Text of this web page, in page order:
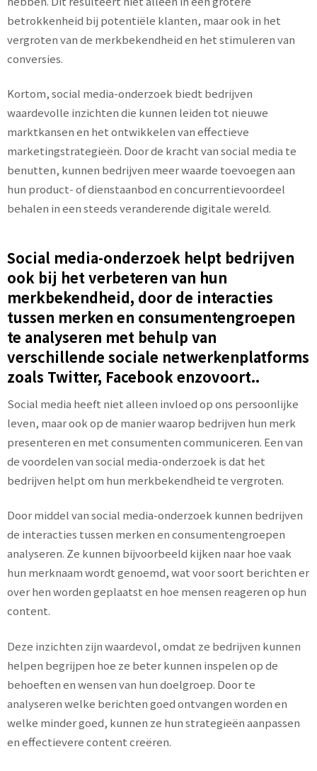
betrokkenheid bij potentiële klanten, maar ook in het
vergroten van de merkbekendheid en het stimuleren van
conversies.
Kortom, social media-onderzoek biedt bedrijven
waardevolle inzichten die kunnen leiden tot nieuwe
marktkansen en het ontwikkelen van effectieve
marketingstrategieën. Door de kracht van social media te
benutten, kunnen bedrijven meer waarde toevoegen aan
hun product- of dienstaanbod en concurrentievoordeel
behalen in een steeds veranderende digitale wereld.
Social media-onderzoek helpt bedrijven
ook bij het verbeteren van hun
merkbekendheid, door de interacties
tussen merken en consumentengroepen
te analyseren met behulp van
verschillende sociale netwerkenplatforms
zoals Twitter, Facebook enzovoort..
Social media heeft niet alleen invloed op ons persoonlijke
leven, maar ook op de manier waarop bedrijven hun merk
presenteren en met consumenten communiceren. Een van
de voordelen van social media-onderzoek is dat het
bedrijven helpt om hun merkbekendheid te vergroten.
Door middel van social media-onderzoek kunnen bedrijven
de interacties tussen merken en consumentengroepen
analyseren. Ze kunnen bijvoorbeeld kijken naar hoe vaak
hun merknaam wordt genoemd, wat voor soort berichten er
over hen worden geplaatst en hoe mensen reageren op hun
content.
Deze inzichten zijn waardevol, omdat ze bedrijven kunnen
helpen begrijpen hoe ze beter kunnen inspelen op de
behoeften en wensen van hun doelgroep. Door te
analyseren welke berichten goed ontvangen worden en
welke minder goed, kunnen ze hun strategieën aanpassen
en effectievere content creëren.